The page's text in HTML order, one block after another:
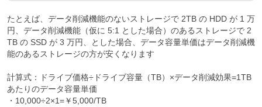
たとえば、データ削減機能のないストレージで 2TB の HDD が 1 万
円、データ削減機能（仮に 5:1 とした場合）のあるストレージで 2
TB の SSD が 3 万円、とした場合、データ容量単価はデータ削減機
能のあるストレージの方が安くなります
計算式：ドライブ価格÷ドライブ容量（TB）×データ削減効果=1TB
あたりのデータ容量単価
・10,000÷2×1=￥5,000/TB